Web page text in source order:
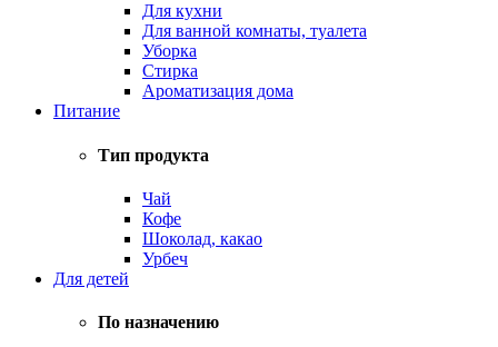
Для кухни
Для ванной комнаты, туалета
Уборка
Стирка
Ароматизация дома
Питание
Тип продукта
Чай
Кофе
Шоколад, какао
Урбеч
Для детей
По назначению